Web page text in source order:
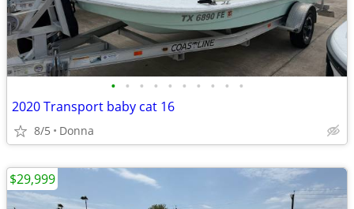
• • • • • • • • • •
2020 Transport baby cat 16
8/5 Donna
$29,999